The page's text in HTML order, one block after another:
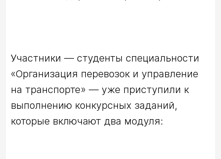
Участники — студенты специальности
«Организация перевозок и управление
на транспорте» — уже приступили к
выполнению конкурсных заданий,